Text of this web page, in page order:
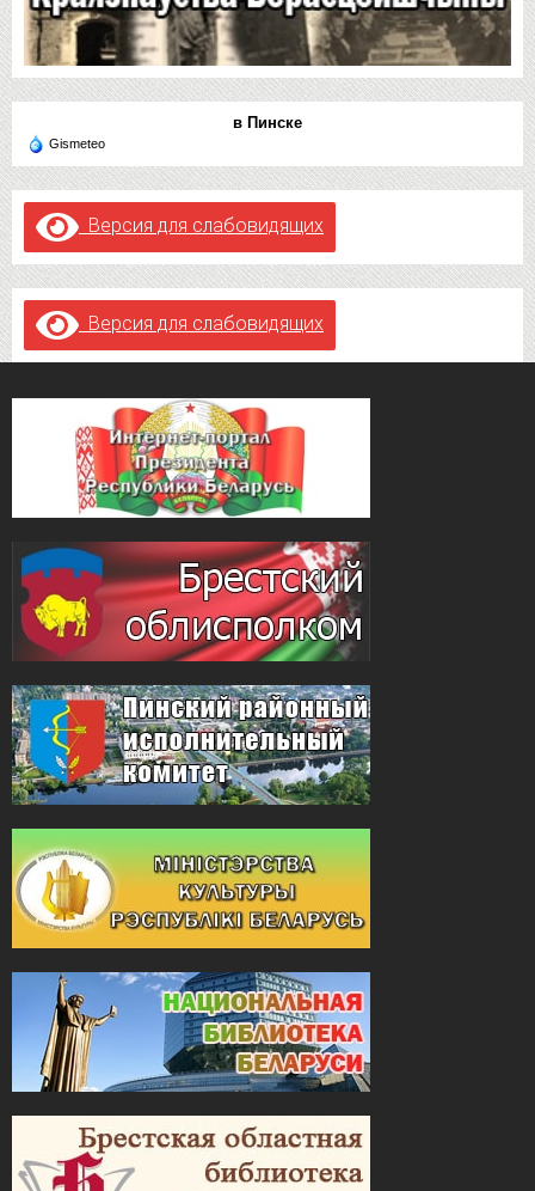
в Пинске
Gismeteo
Версия для слабовидящих
Версия для слабовидящих